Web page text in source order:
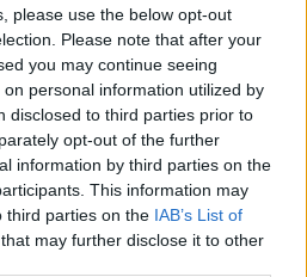
please use the below opt-out
Please note that after your
you may continue seeing
personal information utilized by
disclosed to third parties prior to
opt-out of the further
information by third parties on the
This information may
third parties on the IAB’s List of
that may further disclose it to other